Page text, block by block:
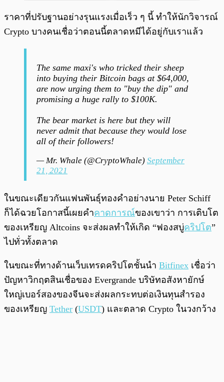
ราคาที่ปรับฐานอย่างรุนแรงเมื่อเร็ว ๆ นี้ ทำให้นักวิจารณ์
Crypto บางคนเชื่อว่าตอนนี้ตลาดหมีได้อยู่กับเราแล้ว
The same maxi's who tricked their sheep
into buying their Bitcoin bags at $64,000,
are now urging them to "buy the dip" and
promising a huge rally to $100K.
The bear market is here but they will
never admit that because they would lose
all of their followers!
— Mr. Whale (@CryptoWhale) September
21, 2021
ในขณะเดียวกันแฟนพันธ์ุทองคำอย่างนาย Peter Schiff
ก็ได้ฉวยโอกาสนี้เผยคำคาดการณ์ของเขาว่า การเติบโต
ของเหรียญ Altcoins จะส่งผลทำให้เกิด “ฟองสบู่คริปโต”
ไปทั่วทั้งตลาด
ในขณะที่ทางด้านเว็บเทรดคริปโตชั้นนำ Bitfinex เชื่อว่า
ปัญหาวิกฤตสินเชื่อของ Evergrande บริษัทอสังหายักษ์
ใหญ่เบอร์สองของจีนจะส่งผลกระทบต่อเงินทุนสำรอง
ของเหรียญ Tether (USDT) และตลาด Crypto ในวงกว้าง